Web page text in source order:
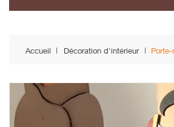
Accueil Décoration d'intérieur